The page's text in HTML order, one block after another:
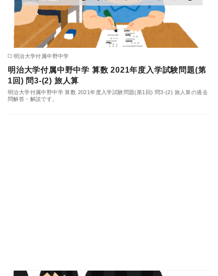
明治大学付属中野中学
明治大学付属中野中学 算数 2021年度入学試験問題(第
1回) 問3-(2) 旅人算
明治大学付属中野中学 算数 2021年度入学試験問題(第1回) 問3-(2) 旅人算の過去
問解答・解説です。